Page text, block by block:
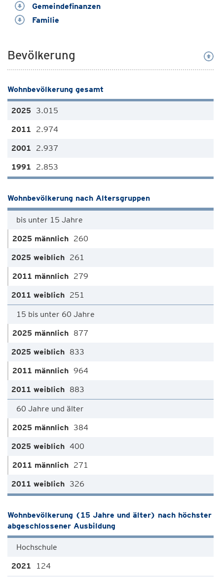
Gemeindefinanzen
Familie
Bevölkerung
Wohnbevölkerung gesamt
3.015
2.974
2.937
2.853
Wohnbevölkerung nach Altersgruppen
bis unter 15 Jahre
260
261
279
251
15 bis unter 60 Jahre
877
833
964
883
60 Jahre und älter
384
400
271
326
Wohnbevölkerung (15 Jahre und älter) nach höchster
abgeschlossener Ausbildung
Hochschule
124